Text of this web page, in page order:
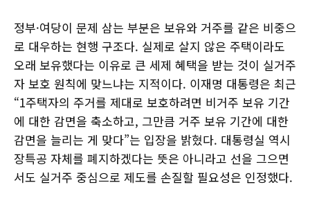
정부·여당이 문제 삼는 부분은 보유와 거주를 같은 비중으
로 대우하는 현행 구조다. 실제로 살지 않은 주택이라도
오래 보유했다는 이유로 큰 세제 혜택을 받는 것이 실거주
자 보호 원칙에 맞느냐는 지적이다. 이재명 대통령은 최근
“1주택자의 주거를 제대로 보호하려면 비거주 보유 기간
에 대한 감면을 축소하고, 그만큼 거주 보유 기간에 대한
감면을 늘리는 게 맞다”는 입장을 밝혔다. 대통령실 역시
장특공 자체를 폐지하겠다는 뜻은 아니라고 선을 그으면
서도 실거주 중심으로 제도를 손질할 필요성은 인정했다.